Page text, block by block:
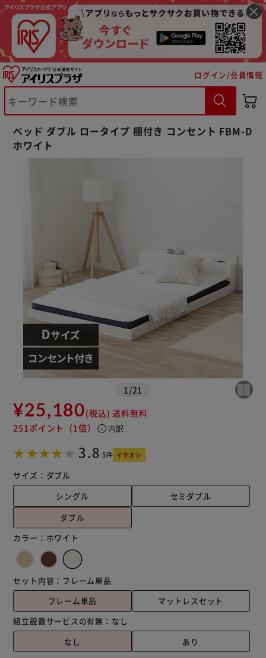
ログイン/会員情報
ベッド ダブル ロータイプ 棚付き コンセント FBM-D
ホワイト
1 /21
¥25,180(税込) 送料無料
251ポイント （1倍） info 内訳
3.8 5件 イチオシ
サイズ： ダブル
シングル
セミダブル
ダブル
カラー： ホワイト
セット内容： フレーム単品
フレーム単品
マットレスセット
組立設置サービスの有無： なし
なし
あり
※ご確認ください
カートに入れる